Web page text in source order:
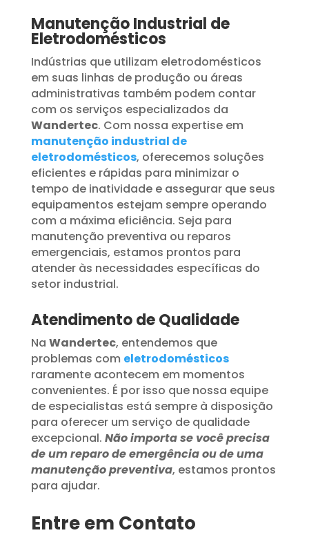
Manutenção Industrial de
Eletrodomésticos
Indústrias que utilizam eletrodomésticos
em suas linhas de produção ou áreas
administrativas também podem contar
com os serviços especializados da
Wandertec. Com nossa expertise em
manutenção industrial de
eletrodomésticos, oferecemos soluções
eficientes e rápidas para minimizar o
tempo de inatividade e assegurar que seus
equipamentos estejam sempre operando
com a máxima eficiência. Seja para
manutenção preventiva ou reparos
emergenciais, estamos prontos para
atender às necessidades específicas do
setor industrial.
Atendimento de Qualidade
Na Wandertec, entendemos que
problemas com eletrodomésticos
raramente acontecem em momentos
convenientes. É por isso que nossa equipe
de especialistas está sempre à disposição
para oferecer um serviço de qualidade
excepcional. Não importa se você precisa
de um reparo de emergência ou de uma
manutenção preventiva, estamos prontos
para ajudar.
Entre em Contato